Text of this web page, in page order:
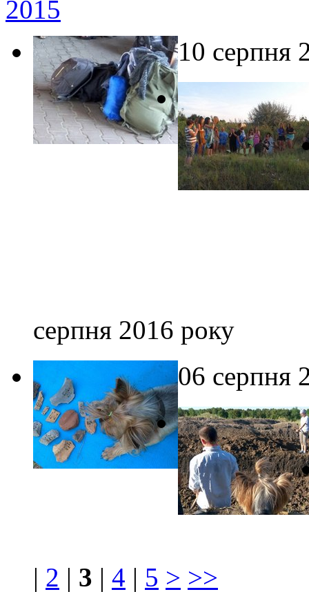
2015
10 серпня
серпня 2016 року
06 серпня
| 2 | 3 | 4 | 5 > >>